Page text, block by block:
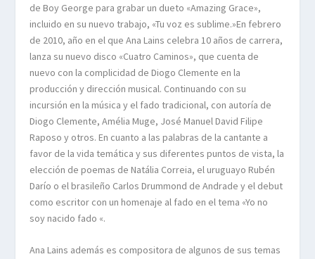
de Boy George para grabar un dueto «Amazing Grace»,
incluido en su nuevo trabajo, «Tu voz es sublime.»En febrero
de 2010, año en el que Ana Lains celebra 10 años de carrera,
lanza su nuevo disco «Cuatro Caminos», que cuenta de
nuevo con la complicidad de Diogo Clemente en la
producción y dirección musical. Continuando con su
incursión en la música y el fado tradicional, con autoría de
Diogo Clemente, Amélia Muge, José Manuel David Filipe
Raposo y otros. En cuanto a las palabras de la cantante a
favor de la vida temática y sus diferentes puntos de vista, la
elección de poemas de Natália Correia, el uruguayo Rubén
Darío o el brasileño Carlos Drummond de Andrade y el debut
como escritor con un homenaje al fado en el tema «Yo no
soy nacido fado «.
Ana Lains además es compositora de algunos de sus temas